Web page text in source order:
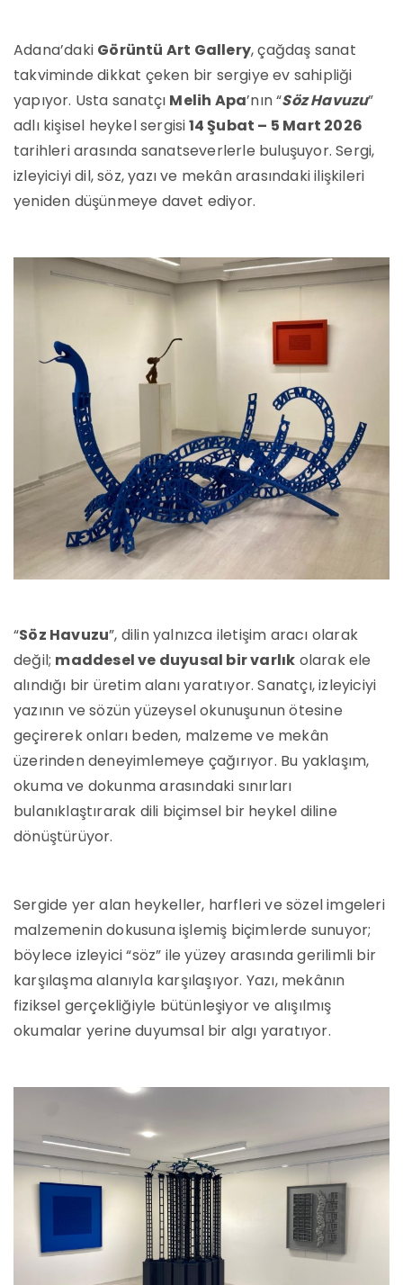
Adana’daki Görüntü Art Gallery, çağdaş sanat
takviminde dikkat çeken bir sergiye ev sahipliği
yapıyor. Usta sanatçı Melih Apa’nın “Söz Havuzu”
adlı kişisel heykel sergisi14 Şubat – 5 Mart 2026
tarihleri arasında sanatseverlerle buluşuyor. Sergi,
izleyiciyi dil, söz, yazı ve mekân arasındaki ilişkileri
yeniden düşünmeye davet ediyor.
“Söz Havuzu”, dilin yalnızca iletişim aracı olarak
değil; maddesel ve duyusal bir varlık olarak ele
alındığı bir üretim alanı yaratıyor. Sanatçı, izleyiciyi
yazının ve sözün yüzeysel okunuşunun ötesine
geçirerek onları beden, malzeme ve mekân
üzerinden deneyimlemeye çağırıyor. Bu yaklaşım,
okuma ve dokunma arasındaki sınırları
bulanıklaştırarak dili biçimsel bir heykel diline
dönüştürüyor.
Sergide yer alan heykeller, harfleri ve sözel imgeleri
malzemenin dokusuna işlemiş biçimlerde sunuyor;
böylece izleyici “söz” ile yüzey arasında gerilimli bir
karşılaşma alanıyla karşılaşıyor. Yazı, mekânın
fiziksel gerçekliğiyle bütünleşiyor ve alışılmış
okumalar yerine duyumsal bir algı yaratıyor.